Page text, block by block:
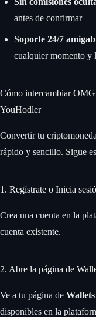
antes de confirmar
Soporte 24/7
cualquier momento y
Cómo intercambiar
YouHodler
Convertir tu
rápido y sencillo. Sigue
1. Regístrate o Inicia
Crea una cuenta en la
cuenta existente.
2. Abre la página de
Ve a tu página de Wallets
disponibles en la